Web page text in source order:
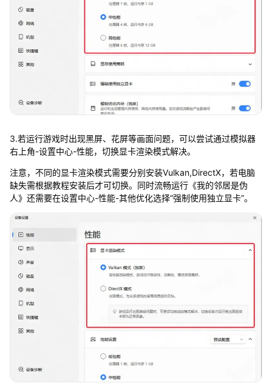
3.若运行游戏时出现黑屏、花屏等画面问题，可以尝试通过模拟器
右上角-设置中心-性能，切换显卡渲染模式解决。
注意，不同的显卡渲染模式需要分别安装Vulkan,DirectX，若电脑
缺失需根据教程安装后才可切换。同时流畅运行《我的邻居是伪
人》还需要在设置中心-性能-其他优化选择“强制使用独立显卡”。